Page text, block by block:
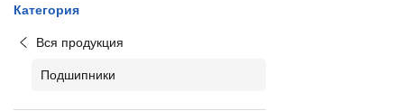
Категория
Вся продукция
Подшипники